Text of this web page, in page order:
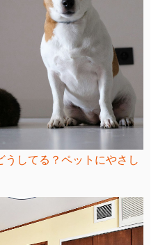
してる？ペットにやさし